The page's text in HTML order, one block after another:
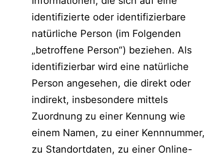
identifizierte oder identifizierbare
natürliche Person (im Folgenden
„betroffene Person“) beziehen. Als
identifizierbar wird eine natürliche
Person angesehen, die direkt oder
indirekt, insbesondere mittels
Zuordnung zu einer Kennung wie
einem Namen, zu einer Kennnummer,
zu Standortdaten, zu einer Online-